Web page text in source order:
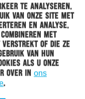
te analyseren.
van onze site met
en analyse.
met
verstrekt of die ze
van hun
als u onze
over in ons
.